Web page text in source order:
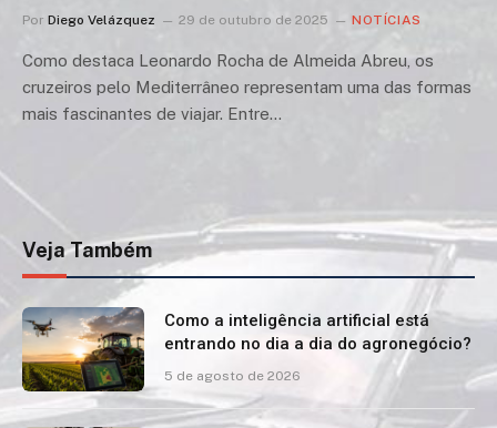
Por Diego Velázquez 29 de outubro de 2025 NOTÍCIAS
Como destaca Leonardo Rocha de Almeida Abreu, os
cruzeiros pelo Mediterrâneo representam uma das formas
mais fascinantes de viajar. Entre…
Veja Também
Como a inteligência artificial está
entrando no dia a dia do agronegócio?
5 de agosto de 2026